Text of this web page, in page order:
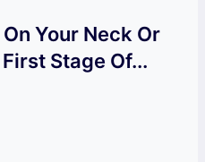
Your Neck Or
Stage Of...